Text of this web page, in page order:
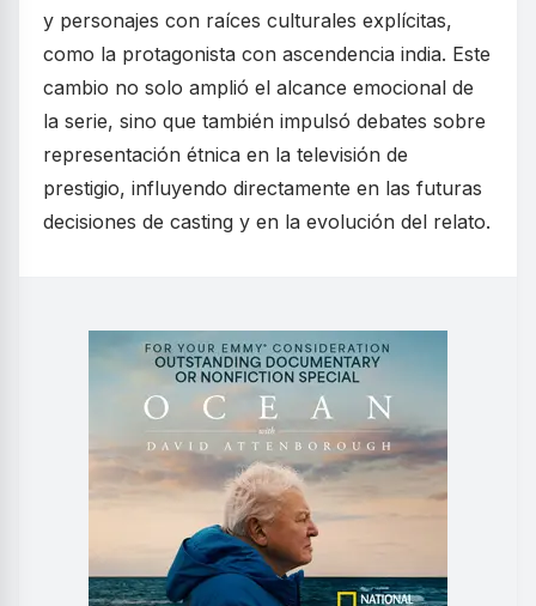
y personajes con raíces culturales explícitas,
como la protagonista con ascendencia india. Este
cambio no solo amplió el alcance emocional de
la serie, sino que también impulsó debates sobre
representación étnica en la televisión de
prestigio, influyendo directamente en las futuras
decisiones de casting y en la evolución del relato.